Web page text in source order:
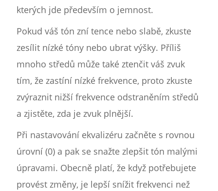
kterých jde především o jemnost.
Pokud váš tón zní tence nebo slabě, zkuste
zesílit nízké tóny nebo ubrat výšky. Příliš
mnoho středů může také ztenčit váš zvuk
tím, že zastíní nízké frekvence, proto zkuste
zvýraznit nižší frekvence odstraněním středů
a zjistěte, zda je zvuk plnější.
Při nastavování ekvalizéru začněte s rovnou
úrovní (0) a pak se snažte zlepšit tón malými
úpravami. Obecně platí, že když potřebujete
provést změny, je lepší snížit frekvenci než